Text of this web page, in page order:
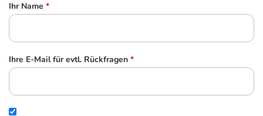
Ihr Name *
Ihre E-Mail für evtl. Rückfragen *